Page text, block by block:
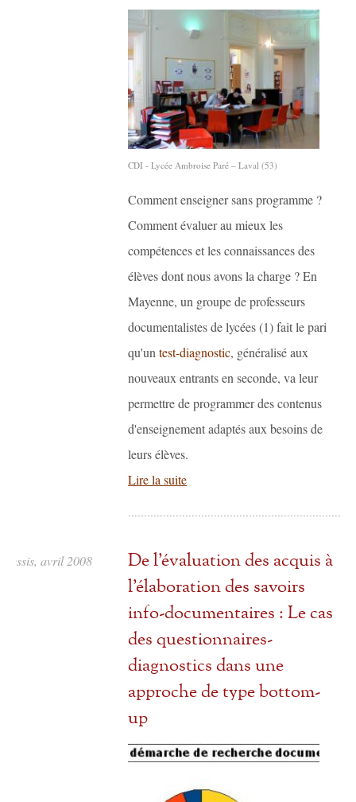
CDI - Lycée Ambroise Paré – Laval (53)
Comment enseigner sans programme ?
Comment évaluer au mieux les
compétences et les connaissances des
élèves dont nous avons la charge ? En
Mayenne, un groupe de professeurs
documentalistes de lycées (1) fait le pari
qu'untest-diagnostic, généralisé aux
nouveaux entrants en seconde, va leur
permettre de programmer des contenus
d'enseignement adaptés aux besoins de
leurs élèves.
Lire la suite
avril 2008
De l’évaluation des acquis à
l’élaboration des savoirs
info-documentaires : Le cas
des questionnaires-
diagnostics dans une
approche de type bottom-
up